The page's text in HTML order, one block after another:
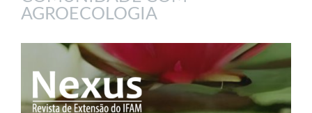
AGROECOLOGIA
Barra
lateral
de